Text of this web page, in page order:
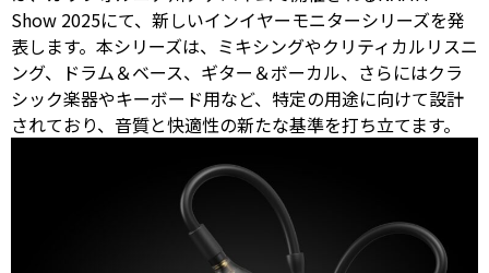
Show 2025にて、新しいインイヤーモニターシリーズを発
表します。本シリーズは、ミキシングやクリティカルリスニ
ング、ドラム＆ベース、ギター＆ボーカル、さらにはクラ
シック楽器やキーボード用など、特定の用途に向けて設計
されており、音質と快適性の新たな基準を打ち立てます。